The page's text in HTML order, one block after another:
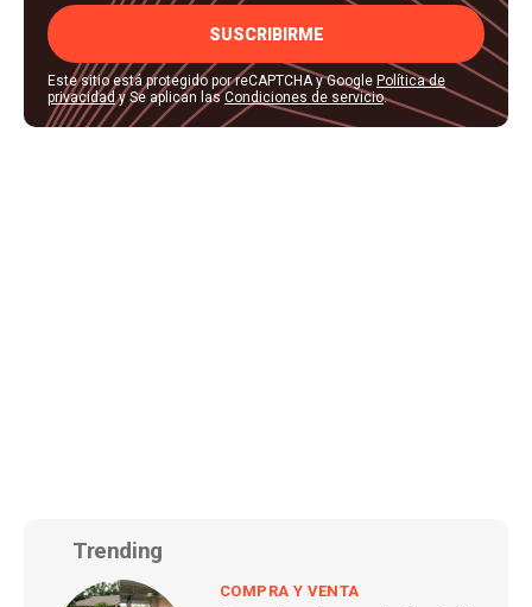
SUSCRIBIRME
Este sitio está protegido por reCAPTCHA y Google Política de
privacidady Se aplican lasCondiciones de servicio.
Trending
COMPRA Y VENTA